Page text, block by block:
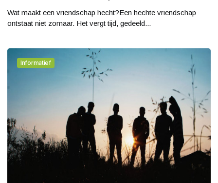
Wat maakt een vriendschap hecht?Een hechte vriendschap
ontstaat niet zomaar. Het vergt tijd, gedeeld...
Informatief